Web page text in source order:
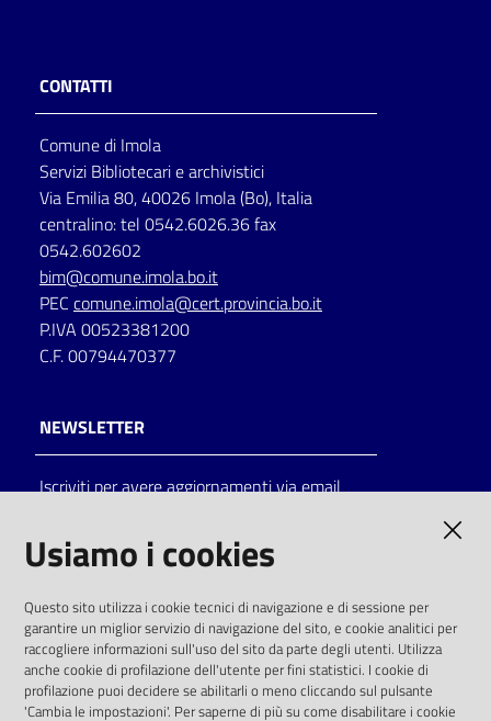
CONTATTI
Comune di Imola
Servizi Bibliotecari e archivistici
Via Emilia 80, 40026 Imola (Bo), Italia
centralino: tel 0542.6026.36 fax
0542.602602
bim@comune.imola.bo.it
PEC comune.imola@cert.provincia.bo.it
P.IVA 00523381200
C.F. 00794470377
NEWSLETTER
Iscriviti per avere aggiornamenti via email
solo alle condizioni previste dalla direttiva
comunitaria 2003/98/CE e dal d.lgs. 36/2006
SOCIAL
Usiamo i cookies
Questo sito utilizza i cookie tecnici di navigazione e di sessione per
garantire un miglior servizio di navigazione del sito, e cookie analitici per
raccogliere informazioni sull'uso del sito da parte degli utenti. Utilizza
anche cookie di profilazione dell'utente per fini statistici. I cookie di
profilazione puoi decidere se abilitarli o meno cliccando sul pulsante
'Cambia le impostazioni'. Per saperne di più su come disabilitare i cookie